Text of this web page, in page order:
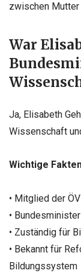
zwischen Mutter
War
Ja, Elisabeth
Wissenschaft
Wichtige
• Mitglied der
•
• Zuständig für
• Bekannt für
Bildungssystem